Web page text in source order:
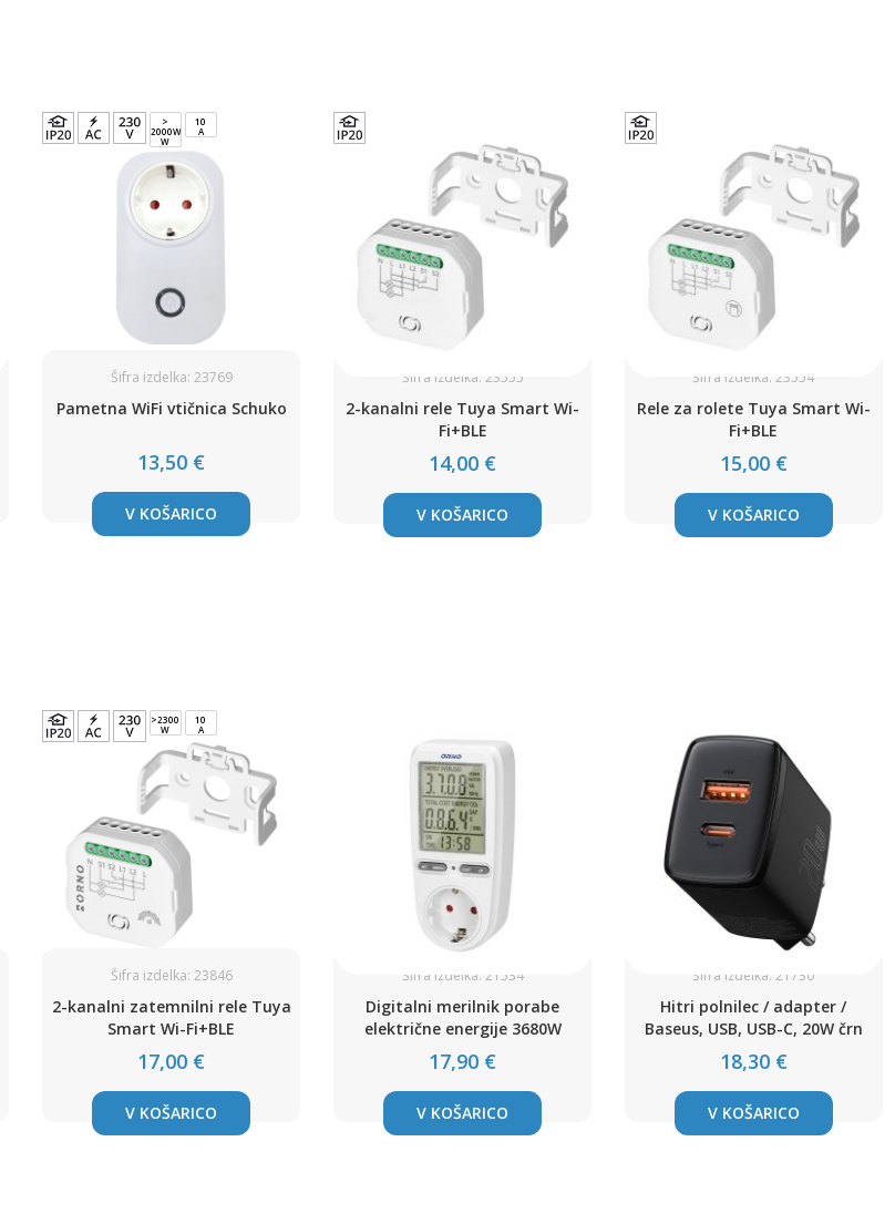
>
2000W
W
10
A
Šifra izdelka: 23769
Pametna WiFi vtičnica Schuko
13,50 €
V KOŠARICO
Šifra izdelka: 23555
2-kanalni rele Tuya Smart Wi-
Fi+BLE
14,00 €
V KOŠARICO
Šifra izdelka: 23554
Rele za rolete Tuya Smart Wi-
Fi+BLE
15,00 €
V KOŠARICO
>2300
W
10
A
Šifra izdelka: 23846
2-kanalni zatemnilni rele Tuya
Smart Wi-Fi+BLE
17,00 €
V KOŠARICO
Šifra izdelka: 21534
Digitalni merilnik porabe
električne energije 3680W
17,90 €
V KOŠARICO
Šifra izdelka: 21730
Hitri polnilec / adapter /
Baseus, USB, USB-C, 20W črn
18,30 €
V KOŠARICO